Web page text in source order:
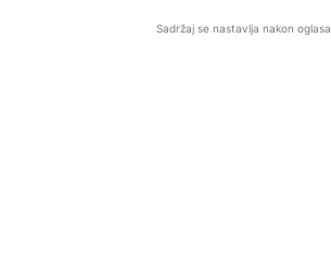
Sadržaj se nastavlja nakon oglasa